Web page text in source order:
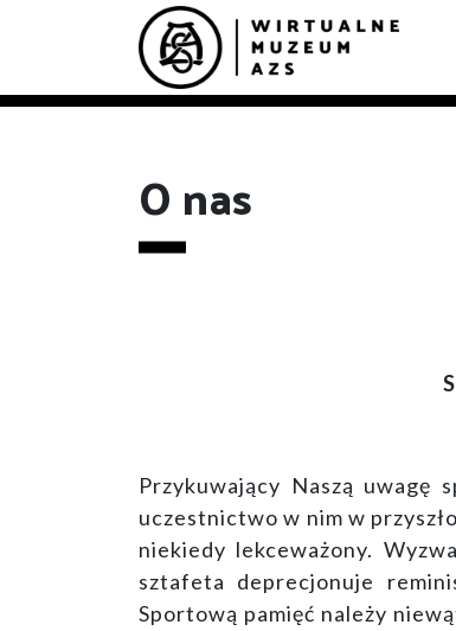
O nas
Przykuwający Naszą
uczestnictwo w nim w
niekiedy lekceważony.
sztafeta deprecjonuje
Sportową pamięć należy